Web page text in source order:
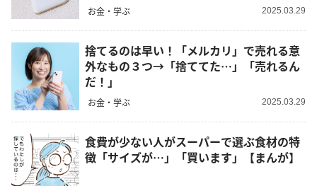
お金・学ぶ 2025.03.29
捨てるのは早い！「メルカリ」で売れる意
外なもの３つ→「捨ててた…」「売れるん
だ！」
お金・学ぶ 2025.03.29
食費が少ない人がスーパーで選ぶ食材の特
徴「サイズが…」「買います」【まんが】